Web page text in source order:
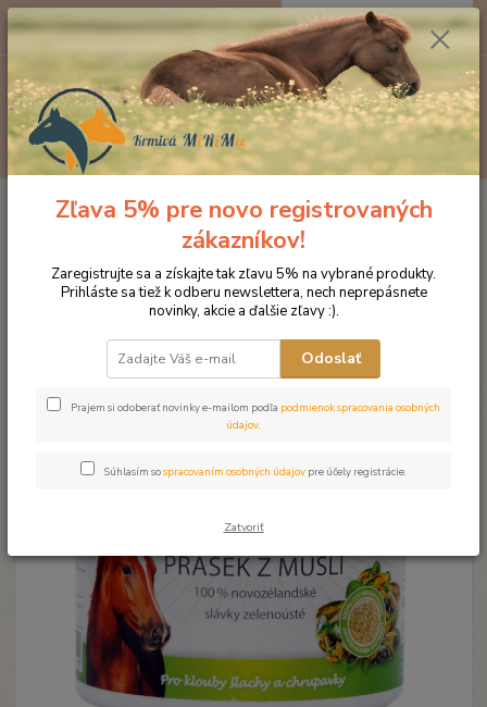
Menu
0ks
za0 €
Doplnky výživy Pohybový aparát a svaly Prášok z mušlí
Prášok z mušlí
Zľava 5% pre novo registrovaných
zákazníkov!
Zaregistrujte sa a získajte tak zľavu 5% na vybrané produkty.
Prihláste sa tiež k odberu newslettera, nech neprepásnete
novinky, akcie a ďalšie zľavy :).
Odoslať
Prajem si odoberať novinky e-mailom podľa podmienok spracovania osobných
údajov.
Súhlasím sospracovaním osobných údajov pre účely registrácie.
Zatvoriť